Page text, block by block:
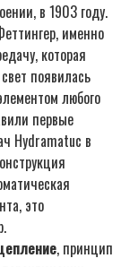
в 1903 году.
именно
которая
появилась
любого
первые
Hydramatuc в
это
, принцип